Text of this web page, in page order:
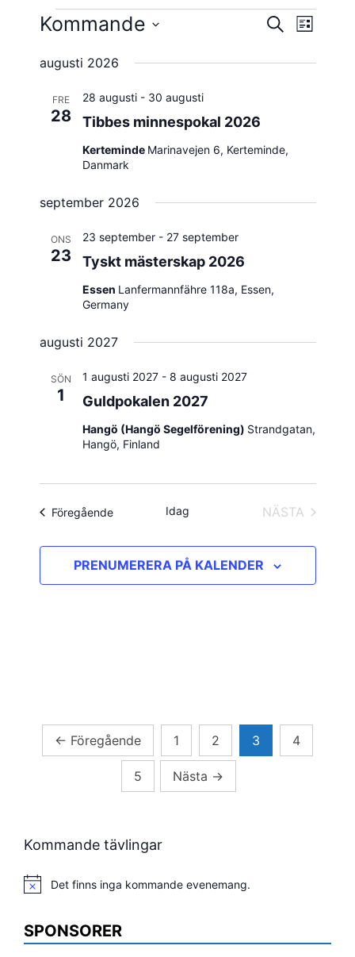
Evenemang SÖK LISTA
Kommande
datum.
augusti 2026
FRE
28 Tibbes minnespokal 2026
28 augusti- 30 augusti
Kerteminde Marinavejen 6, Kerteminde,
Danmark
september 2026
ONS
23 Tyskt mästerskap 2026
23 september- 27 september
Essen Lanfermannfähre 118a, Essen,
Germany
augusti 2027
SÖN
1 Guldpokalen 2027
1 augusti 2027- 8 augusti 2027
Hangö (Hangö Segelförening) Strandgatan,
Hangö, Finland
FöregåendeEvenemangIdag
NÄSTA
PRENUMERERA PÅ KALENDER
Sidnumrering
← Föregående 1 2 3 4
5 Nästa →
Kommande tävlingar
Notis Det finns inga kommande evenemang.
SPONSORER